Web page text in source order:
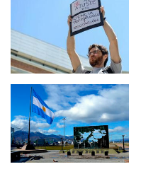
Imagen